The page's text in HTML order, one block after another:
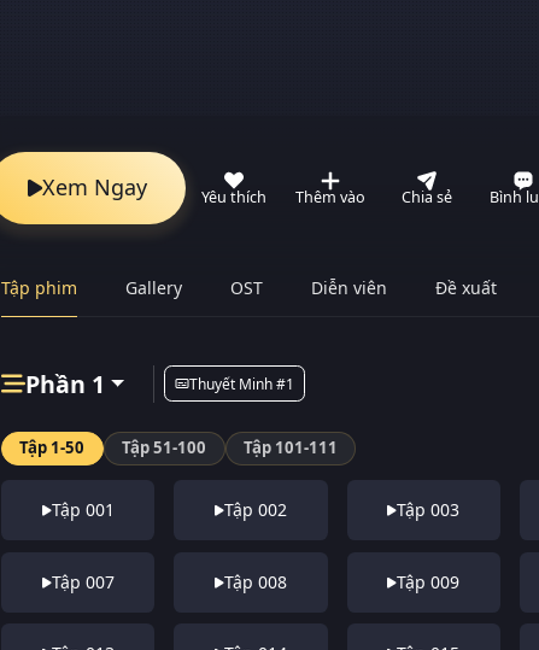
Xem Ngay Yêu thích Thêm vào Chia sẻ Bình
Tập phim Gallery OST Diễn viên Đề xuất
Phần 1 Thuyết Minh #1
Tập 1-50 Tập 51-100 Tập 101-111
Tập 001 Tập 002 Tập 003
Tập 007 Tập 008 Tập 009